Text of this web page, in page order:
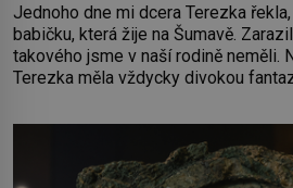
Jednoho dne mi dcera Terezka
babičku, která žije na Šumavě.
takového jsme v naší rodině neměli.
Terezka měla vždycky divokou
zdálo o jednorožcích, krásných
rytířích a létajících dracích.